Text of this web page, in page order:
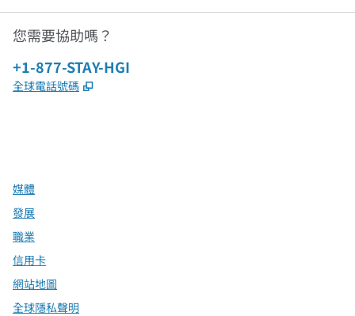
您需要協助嗎？
電話：
+1-877-STAY-HGI
全球電話號碼 ,
媒體
發展
職業
信用卡
網站地圖
全球隱私聲明